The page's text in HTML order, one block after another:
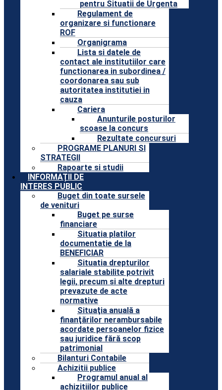
pentru Situatii de Urgenta
Regulament de
organizare si functionare
ROF
Organigrama
Lista si datele de
contact ale institutiilor care
functionarea in subordinea /
coordonarea sau sub
autoritatea institutiei in
cauza
Cariera
Anunturile posturilor
scoase la concurs
Rezultate concursuri
PROGRAME PLANURI SI
STRATEGII
Rapoarte si studii
INFORMAȚII DE
INTERES PUBLIC
Buget din toate sursele
de venituri
Buget pe surse
financiare
Situatia platilor
documentatie de la
BENEFICIAR
Situatia drepturilor
salariale stabilite potrivit
legii, precum si alte drepturi
prevazute de acte
normative
Situaţia anuală a
finanţărilor nerambursabile
acordate persoanelor fizice
sau juridice fără scop
patrimonial
Bilanturi Contabile
Achizitii publice
Programul anual al
achizitiilor publice